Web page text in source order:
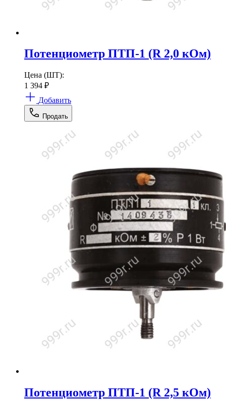
Потенциометр ПТП-1 (R 2,0 кОм)
Цена (ШТ):
1 394 ₽
Добавить
Продать
Потенциометр ПТП-1 (R 2,5 кОм)